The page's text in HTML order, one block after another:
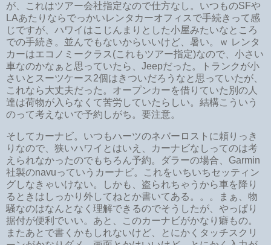
が、これはツアー会社指定なので仕方なし。いつものSFや
LAあたりならでっかいレンタカーオフィスで手続きって感
じですが、ハワイはこじんまりとした小屋みたいなところ
での手続き。並んでもないからいいけど、暑い。ｗ レンタ
カーはエコノミークラス(これもツアー指定)なので、小さい
車なのかなぁと思っていたら、Jeepだった。トランクが小
さいとスーツケース2個はきついだろうなと思っていたが、
これなら大丈夫だった。オープンカーを借りていた別の人
達は荷物が入らなくて苦労していたらしい。結構こういう
のって考えないで予約しがち。要注意。
そしてカーナビ。いつもハーツのネバーロストに頼りっき
りなので、狭いハワイとはいえ、カーナビなしってのは考
えられなかったのでもちろん予約。ダラーの場合、Garmin
社製のnavuっていうカーナビ。これをいちいちセッティン
グしなきゃいけない。しかも、盗られちゃうから車を降り
るときはしっかり外してねとか書いてある。。。まぁ、物
騒なのはなんとなく理解できるのでそうしたが、やっぱり
据付が便利でいい。あと、このカーナビがかなり癖もの。
またあとで書くかもしれないけど、とにかくタッチスクリ